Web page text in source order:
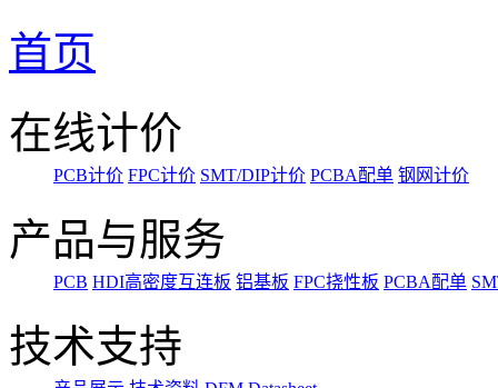
首页
在线计价
PCB计价 FPC计价 SMT/DIP计价 PCBA配单 钢网计价
产品与服务
PCB HDI高密度互连板 铝基板 FPC挠性板 PCBA配单
技术支持